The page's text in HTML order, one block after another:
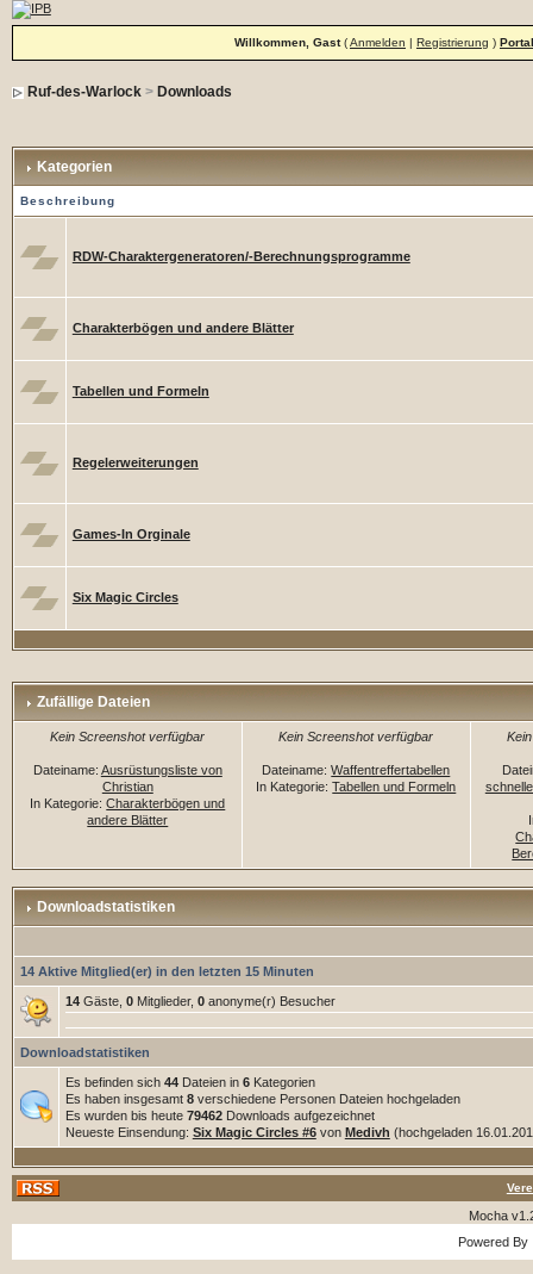
Willkommen, Gast(Anmelden | Registrierung ) Portal
Ruf-des-Warlock> Downloads
Kategorien
Beschreibung
RDW-Charaktergeneratoren/-Berechnungsprogramme
Charakterbögen und andere Blätter
Tabellen und Formeln
Regelerweiterungen
Games-In Orginale
Six Magic Circles
Zufällige Dateien
Kein Screenshot verfügbar
Dateiname: Ausrüstungsliste von
Christian
In Kategorie:Charakterbögen und
andere Blätter
Kein Screenshot verfügbar
Dateiname:Waffentreffertabellen
In Kategorie:Tabellen und Formeln
Downloadstatistiken
14 Aktive Mitglied(er) in den letzten 15 Minuten
14Gäste, 0Mitglieder, 0anonyme(r) Besucher
Downloadstatistiken
Es befinden sich 44Dateien in 6Kategorien
Es haben insgesamt 8verschiedene Personen Dateien hochgeladen
Es wurden bis heute 79462Downloads aufgezeichnet
Neueste Einsendung: Six Magic Circles #6von Medivh (hochgeladen
Mocha
Powered By